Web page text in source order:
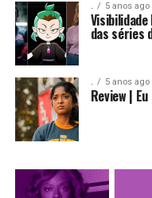
. 5 anos ago
das séries
. 5 anos ago
Review |